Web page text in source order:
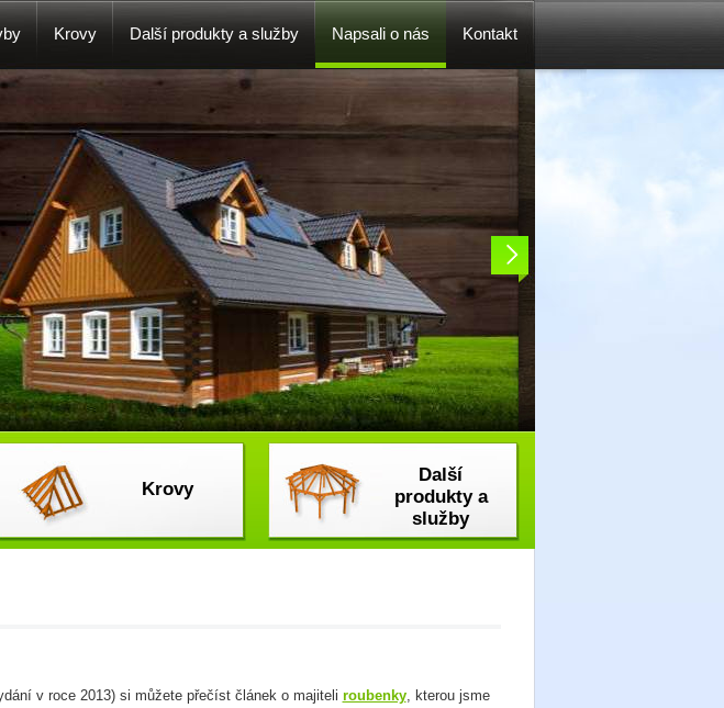
Krovy Další produkty a služby Napsali o nás Kontakt
Krovy
Další
produkty a
služby
v roce 2013) si můžete přečíst článek o majiteli roubenky, kterou jsme